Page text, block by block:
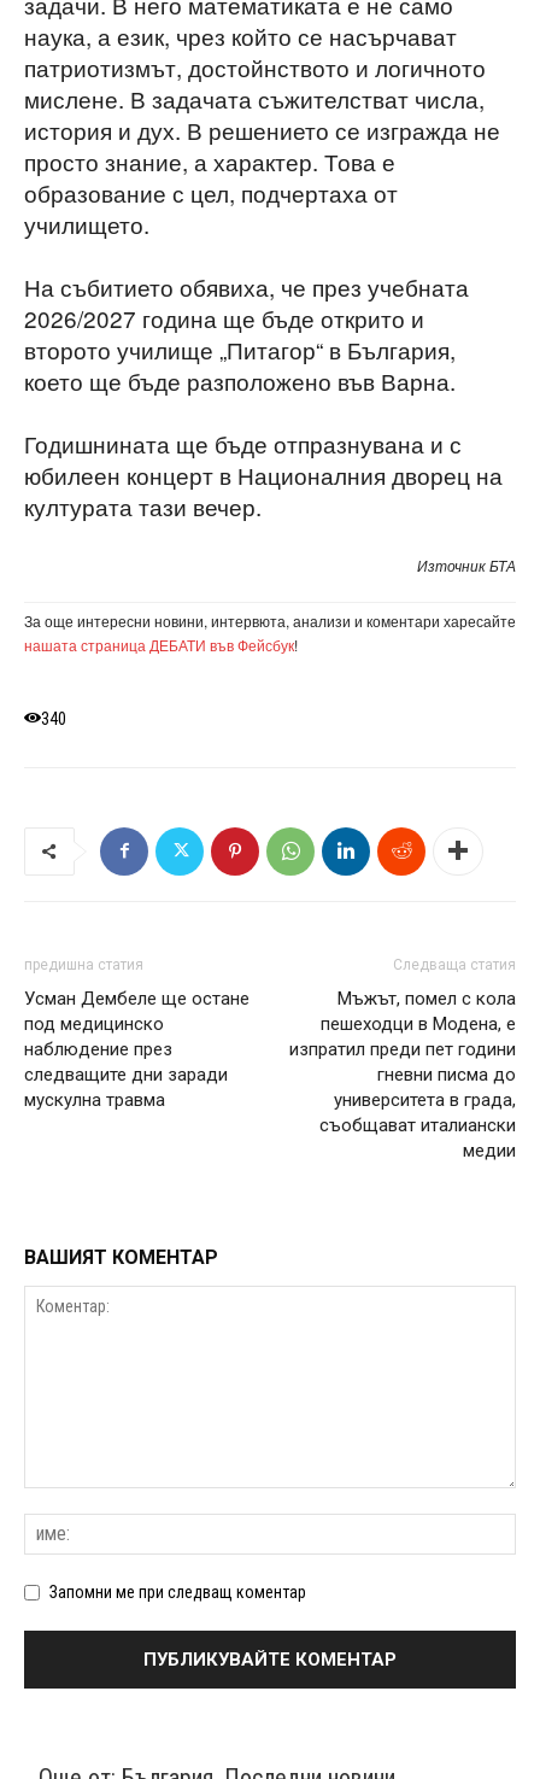
наука, а език, чрез който се насърчават
патриотизмът, достойнството и логичното
мислене. В задачата съжителстват числа,
история и дух. В решението се изгражда не
просто знание, а характер. Това е
образование с цел, подчертаха от
училището.
На събитието обявиха, че през учебната
2026/2027 година ще бъде открито и
второто училище „Питагор“ в България,
което ще бъде разположено във Варна.
Годишнината ще бъде отпразнувана и с
юбилеен концерт в Националния дворец на
културата тази вечер.
Източник БТА
За още интересни новини, интервюта, анализи и коментари харесайте
нашата страница ДЕБАТИ във Фейсбук!
340
предишна статия
Усман Дембеле ще остане
под медицинско
наблюдение през
следващите дни заради
мускулна травма
Следваща статия
Мъжът, помел с кола
пешеходци в Модена, е
изпратил преди пет години
гневни писма до
университета в града,
съобщават италиански
медии
ВАШИЯТ КОМЕНТАР
Запомни ме при следващ коментар